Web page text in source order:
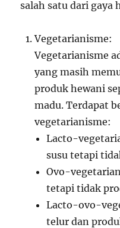
salah satu dari gaya
Vegetarianisme:
Vegetarianisme
yang masih
produk hewani
madu. Terdapat
vegetarianisme:
Lacto-
susu tetapi
Ovo-
tetapi tidak
Lacto-ovo-
telur dan